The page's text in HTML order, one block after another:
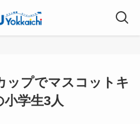
ップでマスコットキ
学生3人